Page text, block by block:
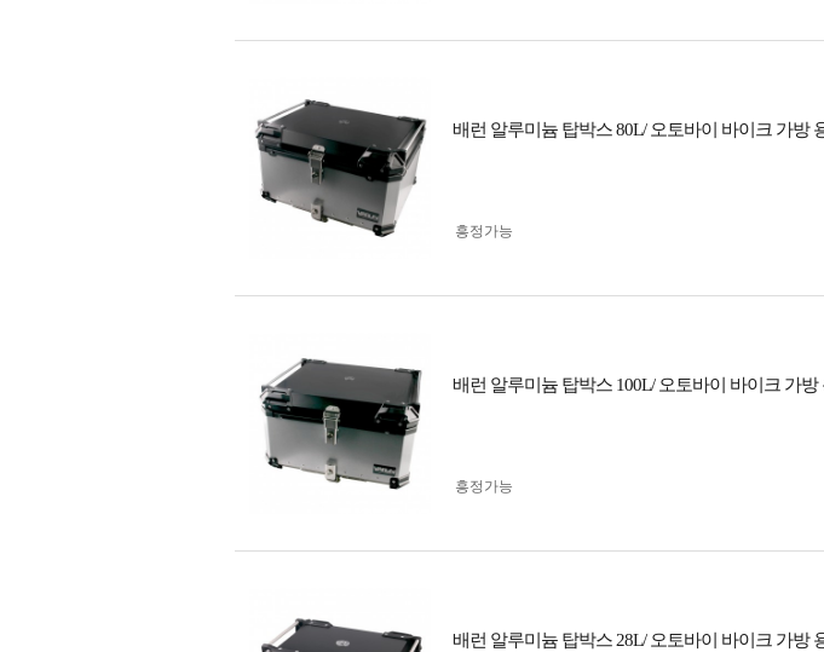
배런 알루미늄 탑박스 80L/ 오토바이 바이크 가방
흥정가능
배런 알루미늄 탑박스 100L/ 오토바이 바이크 가방
흥정가능
배런 알루미늄 탑박스 28L/ 오토바이 바이크 가방